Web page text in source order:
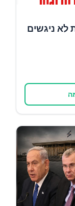
לא ניגשים